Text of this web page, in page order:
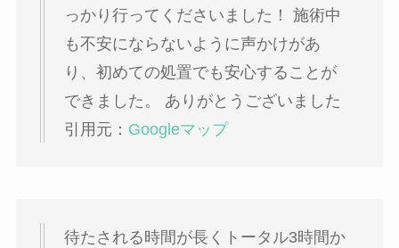
っかり行ってくださいました！ 施術中
も不安にならないように声かけがあ
り、初めての処置でも安心することが
できました。 ありがとうございました
引用元： Googleマップ
待たされる時間が長くトータル3時間か